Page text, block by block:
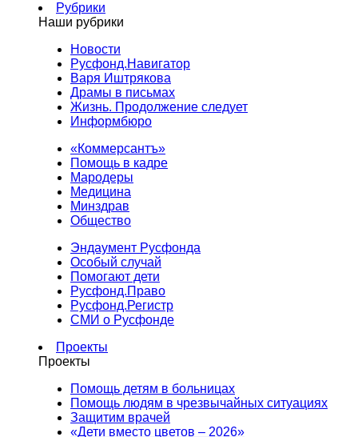
Рубрики
Наши рубрики
Новости
Русфонд.Навигатор
Варя Иштрякова
Драмы в письмах
Жизнь. Продолжение следует
Информбюро
«Коммерсантъ»
Помощь в кадре
Мародеры
Медицина
Минздрав
Общество
Эндаумент Русфонда
Особый случай
Помогают дети
Русфонд.Право
Русфонд.Регистр
СМИ о Русфонде
Проекты
Проекты
Помощь детям в больницах
Помощь людям в чрезвычайных ситуациях
Защитим врачей
«Дети вместо цветов – 2026»